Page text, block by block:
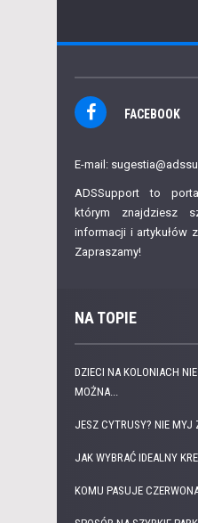
FACEBOOK
E-mail:
ADSSupport to
którym znajdziesz
informacji i artykułów
Zapraszamy!
NA TOPIE
DZIECI NA KOLONIACH
MOŻNA...
JESZ CYTRUSY? NIE MYJ
JAK WYBRAĆ IDEALNY
KOMU PASUJE